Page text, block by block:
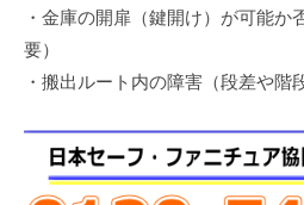
・金庫の開扉（鍵開け）が可能か
要）
・搬出ルート内の障害（段差や階